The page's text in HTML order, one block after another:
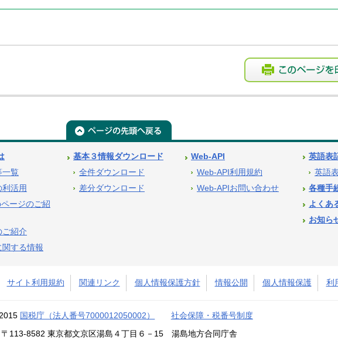
一覧
活用
ージのご紹
ご紹介
する情報
基本３情報ダウンロード
全件ダウンロード
差分ダウンロード
Web-API
Web-API利用規約
Web-APIお問い合わせ
英語表
英語
各種手
よくあ
お知ら
サイト利用規約 関連リンク 個人情報保護方針 情報公開 個人情報保護 利
国税庁（法人番号7000012050002） 社会保障・税番号制度
〒113-8582 東京都文京区湯島４丁目６－15 湯島地方合同庁舎